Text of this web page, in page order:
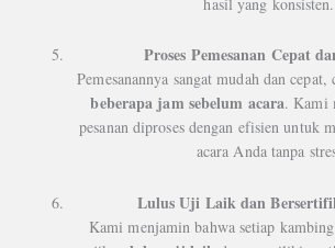
Proses Pemesanan Cepat
Pemesanannya sangat mudah dan
beberapa jam sebelum acara. Kami
pesanan diproses dengan efisien untuk
acara Anda tanpa
Lulus Uji Laik dan
Kami menjamin bahwa setiap